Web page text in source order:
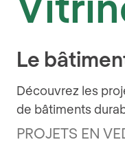
Le
Découvrez les
de bâtiments
PROJETS EN